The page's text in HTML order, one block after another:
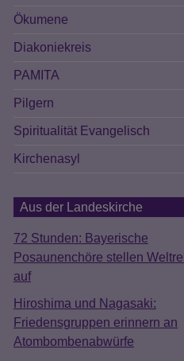
Ökumene
Diakoniekreis
PAMITA
Pilgern
Spiritualität Evangelisch
Kirchenasyl
Aus der Landeskirche
72 Stunden: Bayerische
Posaunenchöre stellen
auf
Hiroshima und Nagasaki:
Friedensgruppen erinnern an
Atombombenabwürfe